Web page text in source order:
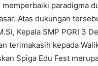
memperbaiki paradigma
Atas dukungan
Kepala SMP PGRI 3
terimakasih kepada
Spiga Edu Fest